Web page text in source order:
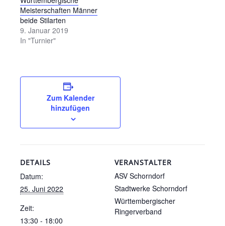
Meisterschaften Männer
beide Stilarten
9. Januar 2019
In "Turnier"
Zum Kalender
hinzufügen
DETAILS
Datum:
25. Juni 2022
Zeit:
13:30 - 18:00
VERANSTALTER
ASV Schorndorf
Stadtwerke Schorndorf
Württembergischer
Ringerverband